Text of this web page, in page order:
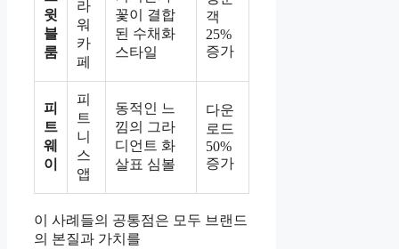
윗
블
룸
라
워
카
페
꽃이 결합
된 수채화
스타일
객
25%
증가
피
트
웨
이
피
트
니
스
앱
동적인 느
낌의 그라
디언트 화
살표 심볼
다운
로드
50%
증가
이 사례들의 공통점은 모두 브랜드
의 본질과 가치를